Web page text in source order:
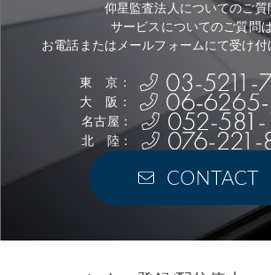
仰星監査法人についてのご質
サービスについてのご質問は
お電話またはメールフォームにて受け付
東 京：
大 阪：
名古屋：
北 陸：
CONTACT